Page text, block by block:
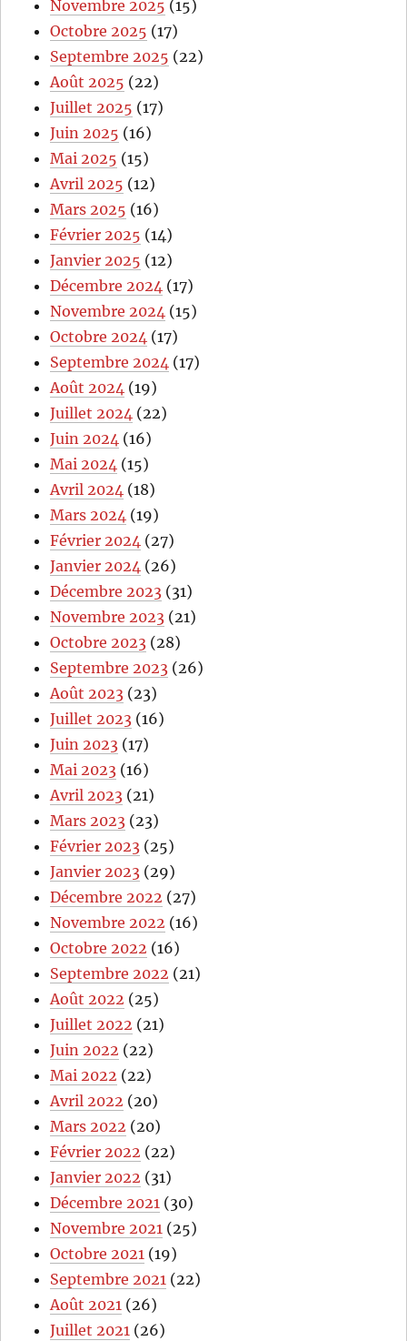
Novembre 2025 (15)
Octobre 2025 (17)
Septembre 2025 (22)
Août 2025 (22)
Juillet 2025 (17)
Juin 2025 (16)
Mai 2025 (15)
Avril 2025 (12)
Mars 2025 (16)
Février 2025 (14)
Janvier 2025 (12)
Décembre 2024 (17)
Novembre 2024 (15)
Octobre 2024 (17)
Septembre 2024 (17)
Août 2024 (19)
Juillet 2024 (22)
Juin 2024 (16)
Mai 2024 (15)
Avril 2024 (18)
Mars 2024 (19)
Février 2024 (27)
Janvier 2024 (26)
Décembre 2023 (31)
Novembre 2023 (21)
Octobre 2023 (28)
Septembre 2023 (26)
Août 2023 (23)
Juillet 2023 (16)
Juin 2023 (17)
Mai 2023 (16)
Avril 2023 (21)
Mars 2023 (23)
Février 2023 (25)
Janvier 2023 (29)
Décembre 2022 (27)
Novembre 2022 (16)
Octobre 2022 (16)
Septembre 2022 (21)
Août 2022 (25)
Juillet 2022 (21)
Juin 2022 (22)
Mai 2022 (22)
Avril 2022 (20)
Mars 2022 (20)
Février 2022 (22)
Janvier 2022 (31)
Décembre 2021 (30)
Novembre 2021 (25)
Octobre 2021 (19)
Septembre 2021 (22)
Août 2021 (26)
Juillet 2021 (26)